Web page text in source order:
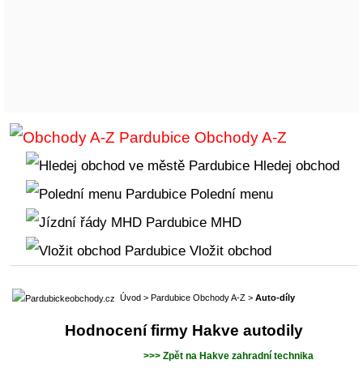
Obchody A-Z
Hledej obchod
Polední menu
MHD
Vložit obchod
Úvod >Pardubice Obchody A-Z >Auto-díly
Hodnocení firmy Hakve autodily
>>> Zpět na Hakve zahradní technika